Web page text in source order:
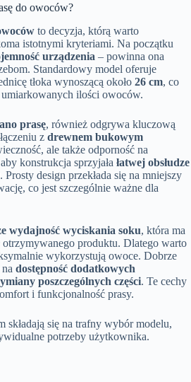
do owoców?
to decyzja, którą warto
istotnymi kryteriami. Na początku
urządzenia – powinna ona
Standardowy model oferuje
tłoka wynoszącą około 26 cm, co
ilości owoców.
prasę, również odgrywa kluczową
z drewnem bukowym
ale także odporność na
konstrukcja sprzyjała łatwej obsłudze
. Prosty design przekłada się na mniejszy
co jest szczególnie ważne dla
wydajność wyciskania soku, która ma
otrzymywanego produktu. Dlatego warto
wykorzystują owoce. Dobrze
dostępność dodatkowych
poszczególnych części. Te cechy
i funkcjonalność prasy.
składają się na trafny wybór modelu,
potrzeby użytkownika.